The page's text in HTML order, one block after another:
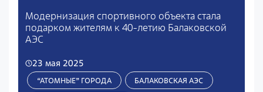
Модернизация спортивного объекта стала
подарком жителям к 40-летию Балаковской
АЭС
23 мая 2025
“АТОМНЫЕ” ГОРОДА БАЛАКОВСКАЯ АЭС